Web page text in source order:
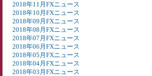
2018年11月FXニュース
2018年10月FXニュース
2018年09月FXニュース
2018年08月FXニュース
2018年07月FXニュース
2018年06月FXニュース
2018年05月FXニュース
2018年04月FXニュース
2018年03月FXニュース